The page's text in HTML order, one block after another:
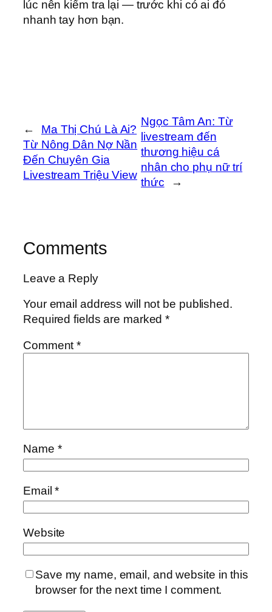
lúc nên kiểm tra lại — trước khi có ai đó
nhanh tay hơn bạn.
←
Ma Thị Chú Là Ai?
Từ Nông Dân Nợ Nần
Đến Chuyên Gia
Livestream Triệu View
Ngọc Tâm An: Từ
livestream đến
thương hiệu cá
nhân cho phụ nữ trí
thức
→
Comments
Leave a Reply
Your email address will not be published.
Required fields are marked*
Comment*
Name *
Email*
Website
Save my name, email, and website in this
browser for the next time I comment.